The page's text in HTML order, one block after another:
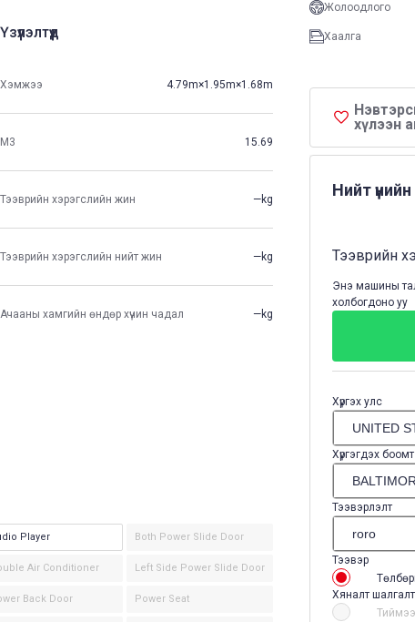
хүлээн
Жолоодлого
Хаалга
Нийт
Тээврийн
Энэ машины
холбогдоно уу
Хүргэх улс
Хүргэгдэх боомт
Тээвэрлэлт
Тээвэр
Хяналт шалгалт
Тиймээ
Үзүүлэлтүүд
Хэмжээ 4.79m×1.95m×1.68m
М3 15.69
Тээврийн хэрэгслийн жин —kg
Тээврийн хэрэгслийн нийт жин —kg
Ачааны хамгийн өндөр хүчин чадал —kg
Player Both Power Slide Door
Air Conditioner Left Side Power Slide Door
Back Door Power Seat